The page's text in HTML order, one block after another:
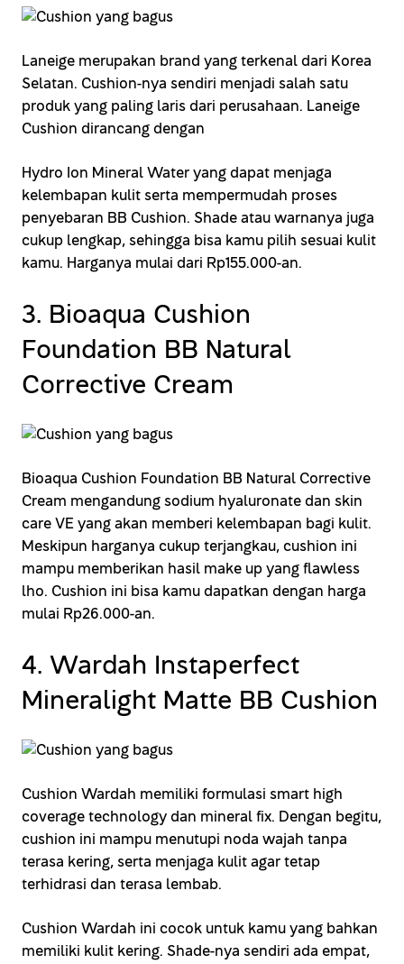
Laneige merupakan brand yang terkenal dari Korea
Selatan. Cushion-nya sendiri menjadi salah satu
produk yang paling laris dari perusahaan. Laneige
Cushion dirancang dengan
Hydro Ion Mineral Water yang dapat menjaga
kelembapan kulit serta mempermudah proses
penyebaran BB Cushion. Shade atau warnanya juga
cukup lengkap, sehingga bisa kamu pilih sesuai kulit
kamu. Harganya mulai dari Rp155.000-an.
3. Bioaqua Cushion
Foundation BB Natural
Corrective Cream
Bioaqua Cushion Foundation BB Natural Corrective
Cream mengandung sodium hyaluronate dan skin
care VE yang akan memberi kelembapan bagi kulit.
Meskipun harganya cukup terjangkau, cushion ini
mampu memberikan hasil make up yang flawless
lho. Cushion ini bisa kamu dapatkan dengan harga
mulai Rp26.000-an.
4. Wardah Instaperfect
Mineralight Matte BB Cushion
Cushion Wardah memiliki formulasi smart high
coverage technology dan mineral fix. Dengan begitu,
cushion ini mampu menutupi noda wajah tanpa
terasa kering, serta menjaga kulit agar tetap
terhidrasi dan terasa lembab.
Cushion Wardah ini cocok untuk kamu yang bahkan
memiliki kulit kering. Shade-nya sendiri ada empat,